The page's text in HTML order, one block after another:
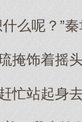
什么呢？”
掩饰着摇
忙站起身